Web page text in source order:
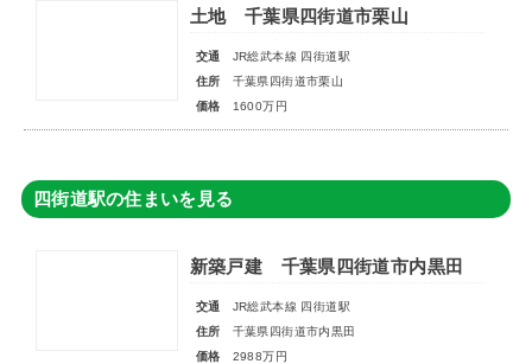
土地 千葉県四街道市栗山
交通
JR総武本線 四街道駅
住所
千葉県四街道市栗山
価格
1600万円
四街道駅の住まいを見る
新築戸建 千葉県四街道市内黒田
交通
JR総武本線 四街道駅
住所
千葉県四街道市内黒田
価格
2988万円